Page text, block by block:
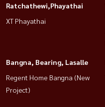
Ratchathewi,Phayathai
XT Phayathai
Bangna, Bearing, Lasalle
Regent Home Bangna (New
Project)